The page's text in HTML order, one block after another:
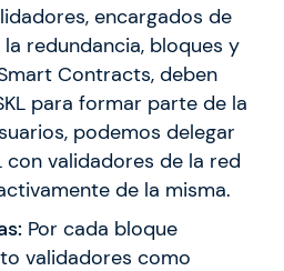
encargados de
la redundancia, bloques y
Contracts, deben
para formar parte de la
podemos delegar
con validadores de la red
de la misma.
Por cada bloque
validadores como